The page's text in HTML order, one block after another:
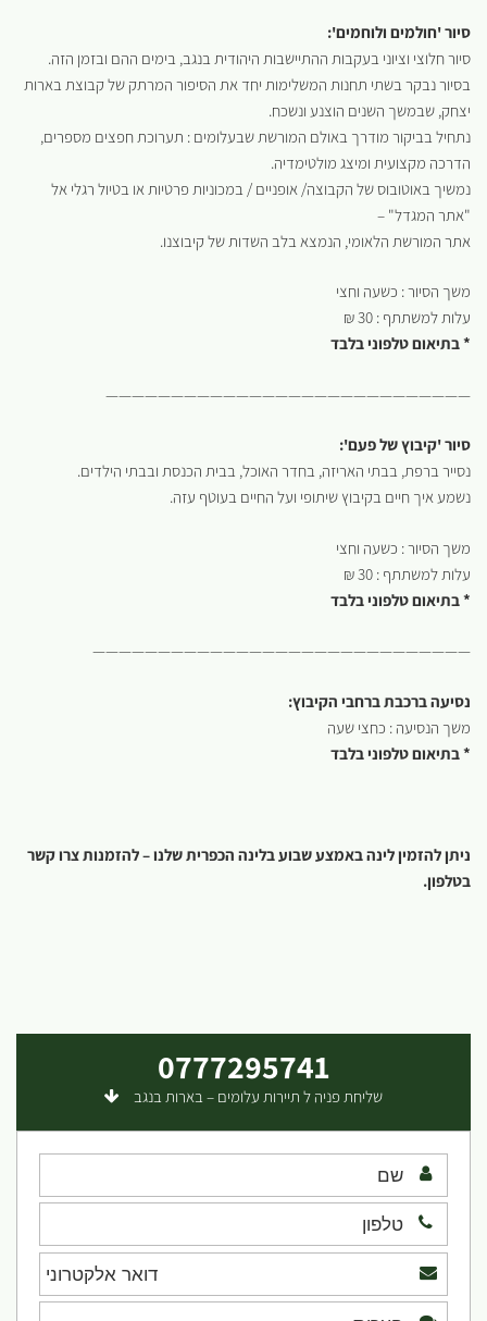
סיור 'חולמים ולוחמים':
סיור חלוצי וציוני בעקבות ההתיישבות היהודית בנגב, בימים ההם ובזמן הזה.
בסיור נבקר בשתי תחנות המשלימות יחד את הסיפור המרתק של קבוצת בארות
יצחק, שבמשך השנים הוצנע ונשכח.
נתחיל בביקור מודרך באולם המורשת שבעלומים : תערוכת חפצים מספרים,
הדרכה מקצועית ומיצג מולטימדיה.
נמשיך באוטובוס של הקבוצה/ אופניים / במכוניות פרטיות או בטיול רגלי אל
"אתר המגדל" –
אתר המורשת הלאומי, הנמצא בלב השדות של קיבוצנו.
משך הסיור : כשעה וחצי
עלות למשתתף : 30 ₪
* בתיאום טלפוני בלבד
————————————————————————————
סיור 'קיבוץ של פעם':
נסייר ברפת, בבתי האריזה, בחדר האוכל, בבית הכנסת ובבתי הילדים.
נשמע איך חיים בקיבוץ שיתופי ועל החיים בעוטף עזה.
משך הסיור : כשעה וחצי
עלות למשתתף : 30 ₪
* בתיאום טלפוני בלבד
—————————————————————————————
נסיעה ברכבת ברחבי הקיבוץ:
משך הנסיעה : כחצי שעה
* בתיאום טלפוני בלבד
ניתן להזמין לינה באמצע שבוע בלינה הכפרית שלנו – להזמנות צרו קשר
בטלפון.
0777295741
שליחת פניה ל תיירות עלומים – בארות בנגב